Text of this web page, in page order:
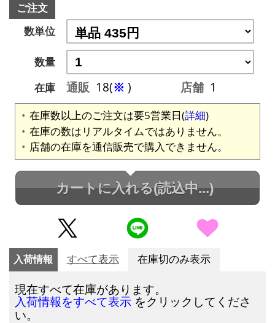
ご注文
数単位
数量
在庫
通販 18(※ ) 店舗 1
在庫数以上のご注文は要5営業日(詳細)
在庫の数はリアルタイムではありません。
店舗の在庫を通信販売で購入できません。
カートに入れる(読込中...)
入荷情報 すべて表示 在庫切のみ表示
現在すべて在庫があります。
入荷情報をすべて表示 をクリックしてくださ
い。